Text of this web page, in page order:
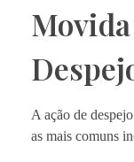
A ação de
as mais comuns